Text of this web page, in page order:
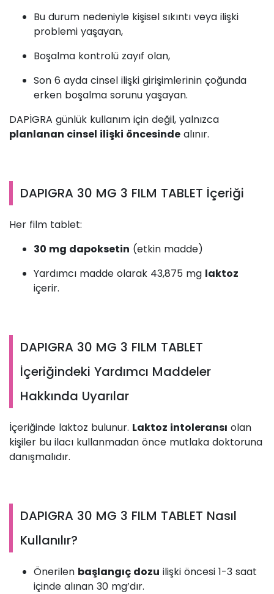
Bu durum nedeniyle kişisel sıkıntı veya ilişki
problemi yaşayan,
Boşalma kontrolü zayıf olan,
Son 6 ayda cinsel ilişki girişimlerinin çoğunda
erken boşalma sorunu yaşayan.
DAPİGRA günlük kullanım için değil, yalnızca
planlanan cinsel ilişki öncesinde alınır.
DAPIGRA 30 MG 3 FILM TABLET İçeriği
Her film tablet:
30 mg dapoksetin (etkin madde)
Yardımcı madde olarak 43,875 mg laktoz
içerir.
DAPIGRA 30 MG 3 FILM TABLET
İçeriğindeki Yardımcı Maddeler
Hakkında Uyarılar
İçeriğinde laktoz bulunur. Laktoz intoleransı olan
kişiler bu ilacı kullanmadan önce mutlaka doktoruna
danışmalıdır.
DAPIGRA 30 MG 3 FILM TABLET Nasıl
Kullanılır?
Önerilen başlangıç dozu ilişki öncesi 1-3 saat
içinde alınan 30 mg’dır.